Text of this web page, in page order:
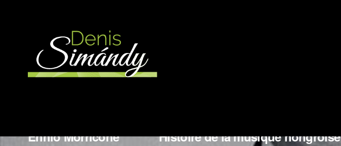
More Works
Ennio Morricone Histoire de la musique hongroise